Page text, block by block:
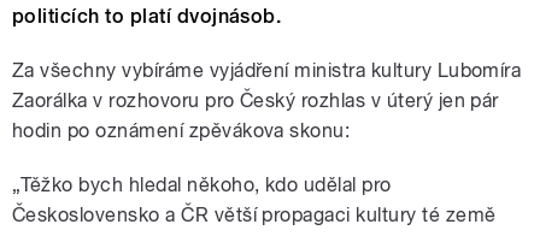
politicích to platí dvojnásob.
Za všechny vybíráme vyjádření ministra kultury Lubomíra
Zaorálka v rozhovoru pro Český rozhlas v úterý jen pár
hodin po oznámení zpěvákova skonu:
„Těžko bych hledal někoho, kdo udělal pro
Československo a ČR větší propagaci kultury té země